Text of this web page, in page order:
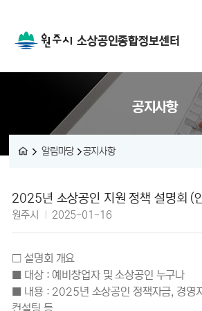
소상공인종합정보센터
공지사항
알림마당 공지사항
2025년 소상공인 지원 정책 설명회 (
원주시 2025-01-16
□ 설명회 개요
■ 대상 : 예비창업자 및 소상공인 누구나
■ 내용 : 2025년 소상공인 정책자금, 경영
컨설팅 등